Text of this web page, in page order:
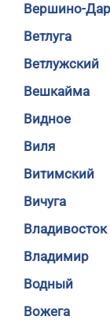
Вершино-
Ветлуга
Ветлужский
Вешкайма
Видное
Виля
Витимский
Вичуга
Владивосток
Владимир
Водный
Вожега